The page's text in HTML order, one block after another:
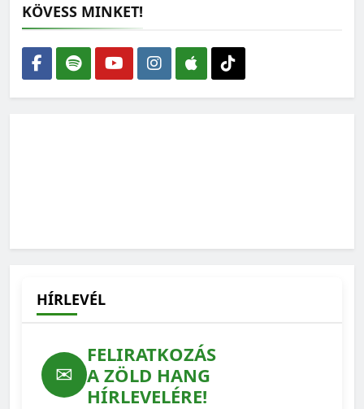
KÖVESS MINKET!
HÍRLEVÉL
✉
FELIRATKOZÁS
A ZÖLD HANG
HÍRLEVELÉRE!